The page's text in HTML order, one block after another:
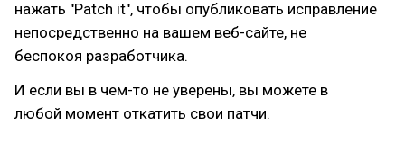
нажать "Patch it", чтобы опубликовать исправление
непосредственно на вашем веб-сайте, не
беспокоя разработчика.
И если вы в чем-то не уверены, вы можете в
любой момент откатить свои патчи.